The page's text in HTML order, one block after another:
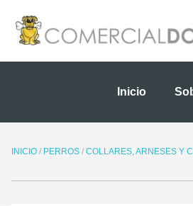
contenido
Inicio
INICIO / PERROS / COLLARES, ARNESES Y